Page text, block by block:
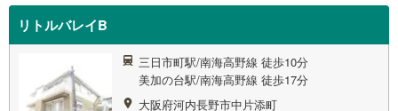
リトルバレイB
三日市町駅/南海高野線 徒歩10分
美加の台駅/南海高野線 徒歩17分
大阪府河内長野市中片添町